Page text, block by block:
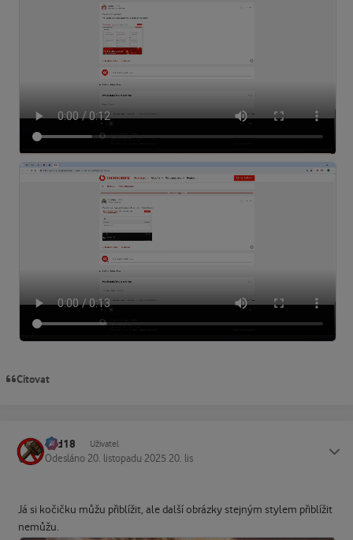
Citovat
dad18 Uživatel
Odesláno 20. listopadu 2025 20. lis
Já si kočičku můžu přiblížit, ale další obrázky stejným stylem přiblížit
nemůžu.